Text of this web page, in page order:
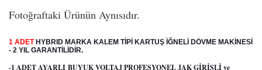
Fotoğraftaki Ürünün Aynısıdır.
1 ADETHYBRID MARKA KALEM TİPİ KARTUŞ İĞNELİ DÖVME MAKİNESİ
- 2 YIL GARANTİLİDİR.
-1 ADET AYARLI BUYUK VOLTAJ PROFESYONEL JAK GİRİŞLİ ve